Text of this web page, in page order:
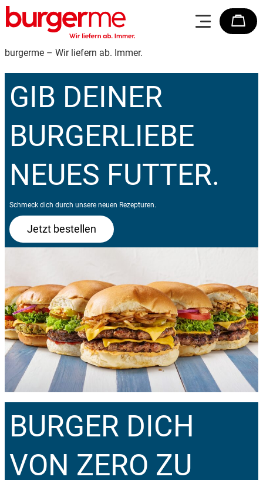
burgerme – Wir liefern ab. Immer.
GIB DEINER
BURGERLIEBE
NEUES FUTTER.
Schmeck dich durch unsere neuen Rezepturen.
Jetzt bestellen
BURGER DICH
VON ZERO ZU